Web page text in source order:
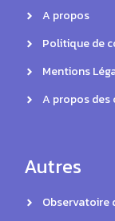
A propos
Politique de
Mentions
A propos des
Autres
Observatoire